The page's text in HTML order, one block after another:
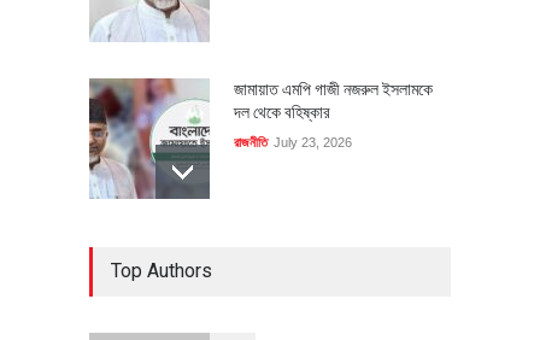
জামায়াত এমপি গাজী নজরুল ইসলামকে
দল থেকে বহিষ্কার
রাজনীতি July 23, 2026
Top Authors